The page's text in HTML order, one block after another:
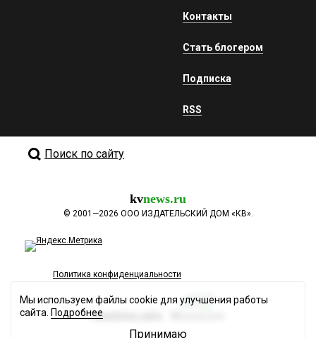
Контакты
Стать блогером
Подписка
RSS
Поиск по сайту
kvnews.ru
© 2001—2026 ООО ИЗДАТЕЛЬСКИЙ ДОМ «КВ».
Политика конфиденциальности
Разработка сайта
Мы используем файлы cookie для улучшения работы
сайта. Подробнее
Принимаю